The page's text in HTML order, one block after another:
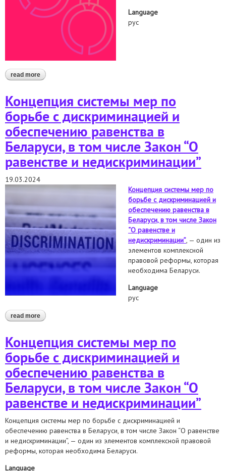
Language
рус
read more about безопасно ли теперь иметь аккаунт с указанием
сексуальной ориентации в приложении для знакомств?
Концепция системы мер по
борьбе с дискриминацией и
обеспечению равенства в
Беларуси, в том числе Закон “О
равенстве и недискриминации”
19.03.2024
Концепция системы мер по
борьбе с дискриминацией и
обеспечению равенства в
Беларуси, в том числе Закон
“О равенстве и
недискриминации”, — один из
элементов комплексной
правовой реформы, которая
необходима Беларуси.
Language
рус
read more about концепция системы мер по борьбе с дискриминацией и
обеспечению равенства в беларуси, в том числе закон “о
Концепция системы мер по
борьбе с дискриминацией и
обеспечению равенства в
Беларуси, в том числе Закон “О
равенстве и недискриминации”
Концепция системы мер по борьбе с дискриминацией и
обеспечению равенства в Беларуси, в том числе Закон “О равенстве
и недискриминации”, — один из элементов комплексной правовой
реформы, которая необходима Беларуси.
Language